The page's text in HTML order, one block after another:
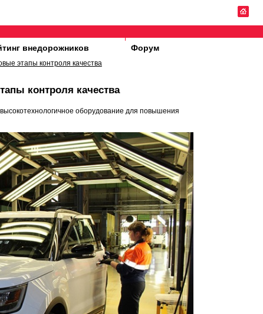
внедорожников Форум
этапы контроля качества
контроля качества
оборудование для повышения